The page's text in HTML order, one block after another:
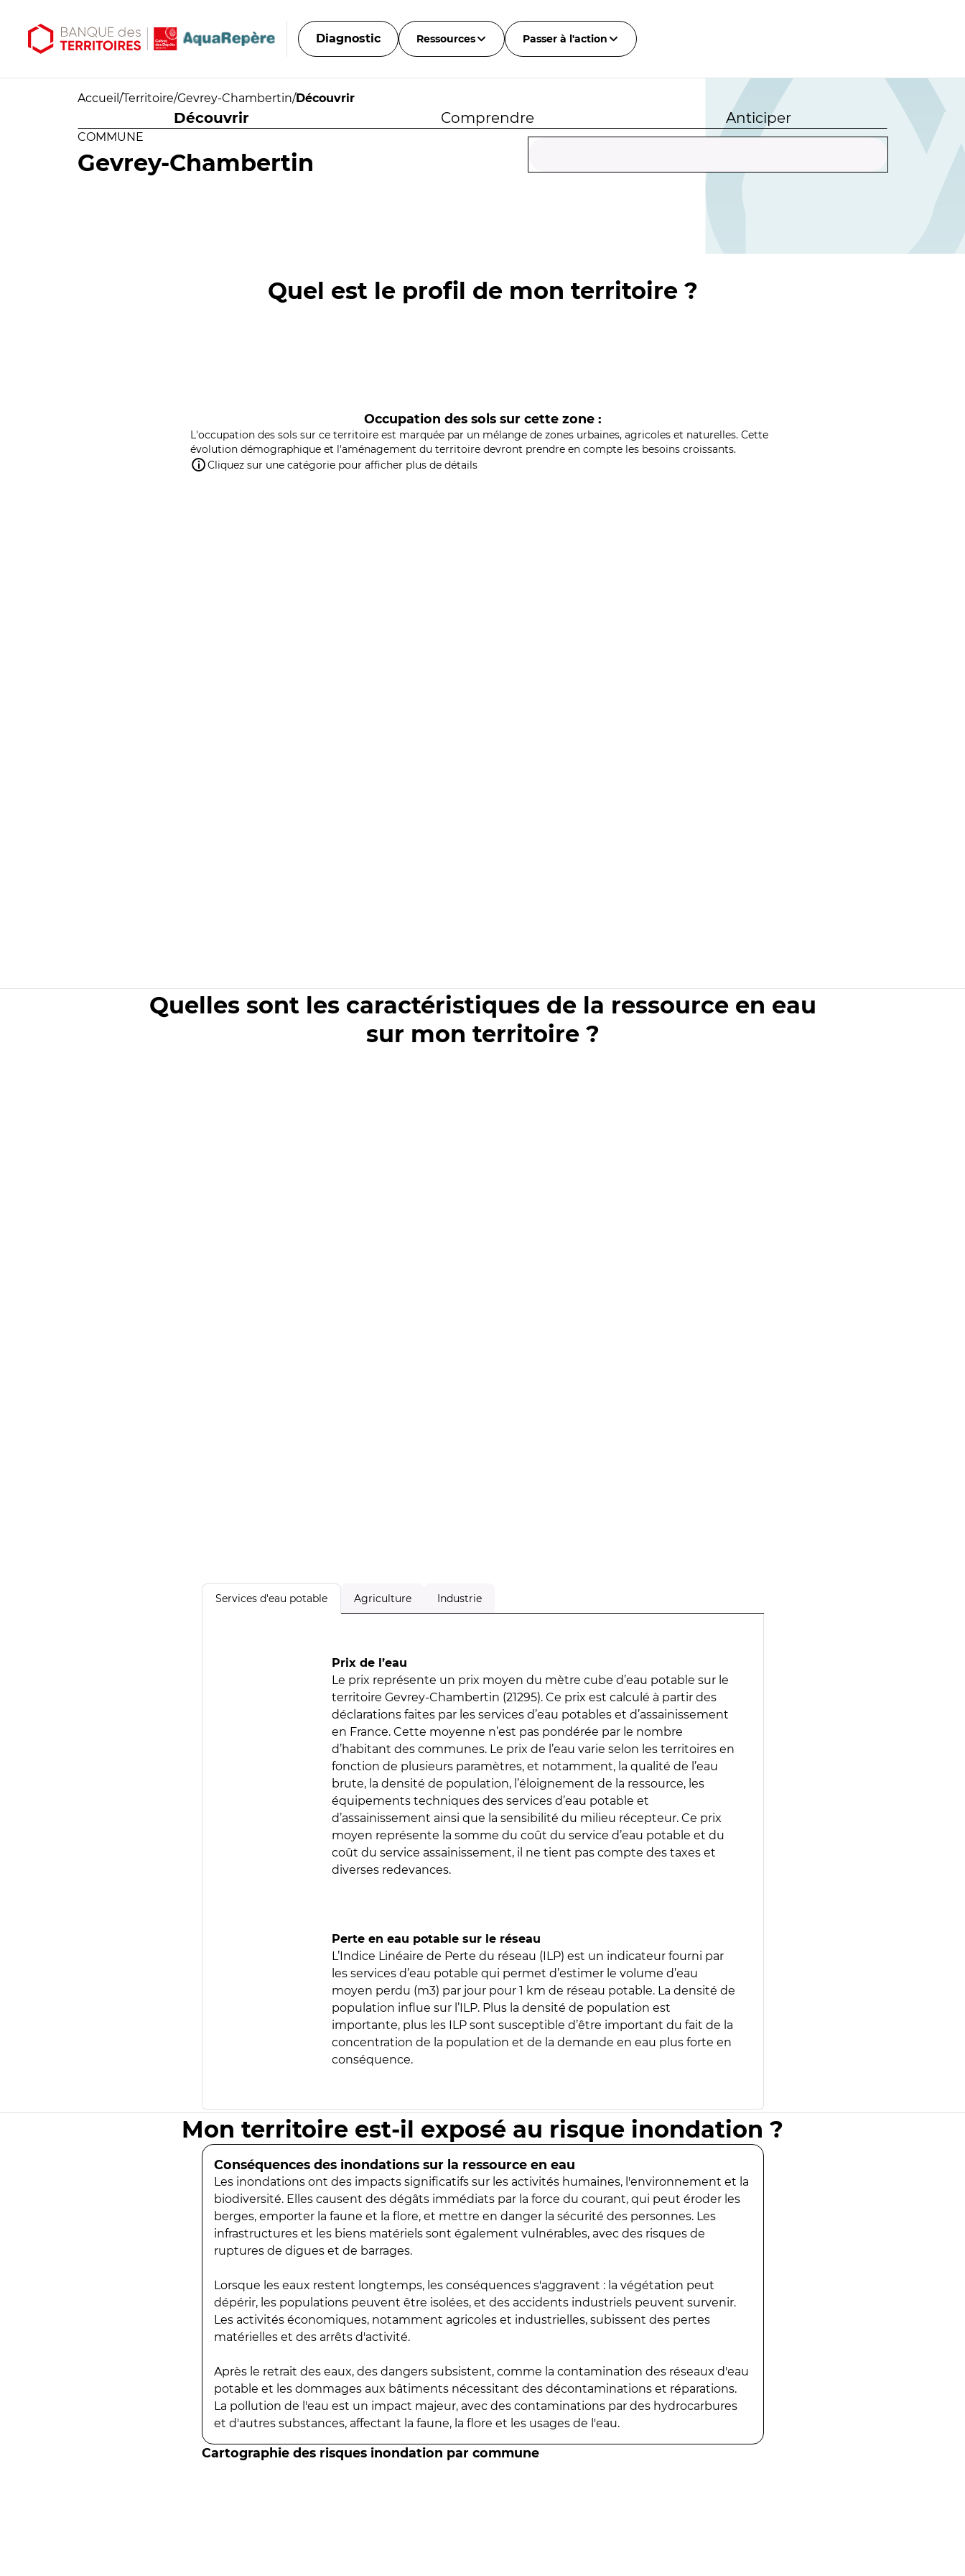
Diagnostic Ressources Passer à l'action
Accueil /Territoire/Gevrey-Chambertin/Découvrir
Découvrir Comprendre Anticiper
COMMUNE
Gevrey-Chambertin
Quel est le profil de mon territoire ?
Occupation des sols sur cette zone :
L'occupation des sols sur ce territoire est marquée par un mélange de zones urbaines, agricoles et naturelles. Cette
évolution démographique et l'aménagement du territoire devront prendre en compte les besoins croissants.
Cliquez sur une catégorie pour afficher plus de détails
Quelles sont les caractéristiques de la ressource en eau
sur mon territoire ?
Services d'eau potable Agriculture Industrie
Prix de l’eau
Le prix représente un prix moyen du mètre cube d’eau potable sur le
territoire Gevrey-Chambertin (21295). Ce prix est calculé à partir des
déclarations faites par les services d’eau potables et d’assainissement
en France. Cette moyenne n’est pas pondérée par le nombre
d’habitant des communes. Le prix de l’eau varie selon les territoires en
fonction de plusieurs paramètres, et notamment, la qualité de l’eau
brute, la densité de population, l’éloignement de la ressource, les
équipements techniques des services d’eau potable et
d’assainissement ainsi que la sensibilité du milieu récepteur. Ce prix
moyen représente la somme du coût du service d’eau potable et du
coût du service assainissement, il ne tient pas compte des taxes et
diverses redevances.
Perte en eau potable sur le réseau
L’Indice Linéaire de Perte du réseau (ILP) est un indicateur fourni par
les services d’eau potable qui permet d’estimer le volume d’eau
moyen perdu (m3) par jour pour 1 km de réseau potable. La densité de
population influe sur l’ILP. Plus la densité de population est
importante, plus les ILP sont susceptible d’être important du fait de la
concentration de la population et de la demande en eau plus forte en
conséquence.
Mon territoire est-il exposé au risque inondation ?
Conséquences des inondations sur la ressource en eau
Les inondations ont des impacts significatifs sur les activités humaines, l'environnement et la
biodiversité. Elles causent des dégâts immédiats par la force du courant, qui peut éroder les
berges, emporter la faune et la flore, et mettre en danger la sécurité des personnes. Les
infrastructures et les biens matériels sont également vulnérables, avec des risques de
ruptures de digues et de barrages.
Lorsque les eaux restent longtemps, les conséquences s'aggravent : la végétation peut
dépérir, les populations peuvent être isolées, et des accidents industriels peuvent survenir.
Les activités économiques, notamment agricoles et industrielles, subissent des pertes
matérielles et des arrêts d'activité.
Après le retrait des eaux, des dangers subsistent, comme la contamination des réseaux d'eau
potable et les dommages aux bâtiments nécessitant des décontaminations et réparations.
La pollution de l'eau est un impact majeur, avec des contaminations par des hydrocarbures
et d'autres substances, affectant la faune, la flore et les usages de l'eau.
Cartographie des risques inondation par commune